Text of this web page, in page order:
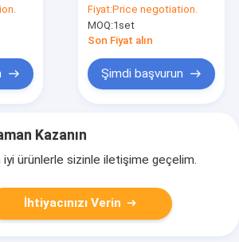
Makinesi 10L
konteyner kapasitesi
için
Fiyat:Price negotiation.
MOQ:1set
Son Fiyat alın
Şimdi başvurun
Kazanın
iyi ürünlerle sizinle iletişime geçelim.
İhtiyacınızı Verin